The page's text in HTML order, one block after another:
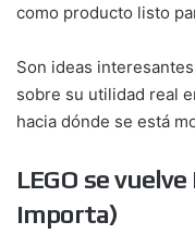
como producto listo
Son ideas
sobre su utilidad real
hacia dónde se está
LEGO se
importa)